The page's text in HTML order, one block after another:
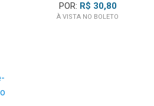
POR: R$ 30,80
À VISTA NO BOLETO